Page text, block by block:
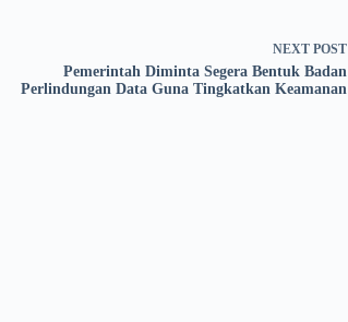
NEXT POST
Pemerintah Diminta Segera Bentuk Badan
Perlindungan Data Guna Tingkatkan Keamanan